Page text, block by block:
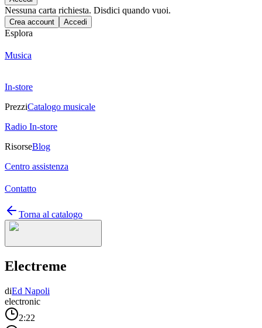
Nessuna carta richiesta. Disdici quando vuoi.
Crea account Accedi
Esplora
Musica
In-store
PrezziCatalogo musicale
Radio In-store
RisorseBlog
Centro assistenza
Contatto
Torna al catalogo
Electreme
diEd Napoli
electronic
2:22